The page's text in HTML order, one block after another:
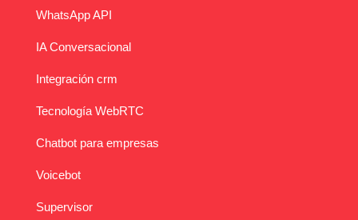
WhatsApp API
IA Conversacional
Integración crm
Tecnología WebRTC
Chatbot para empresas
Voicebot
Supervisor